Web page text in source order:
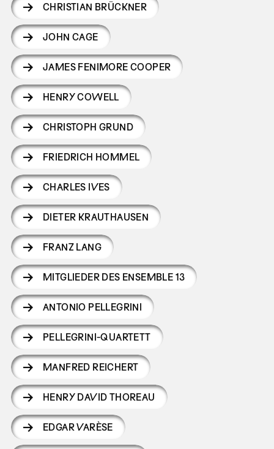
CHRISTIAN BRÜCKNER
JOHN CAGE
JAMES FENIMORE COOPER
HENRY COWELL
CHRISTOPH GRUND
FRIEDRICH HOMMEL
CHARLES IVES
DIETER KRAUTHAUSEN
FRANZ LANG
MITGLIEDER DES ENSEMBLE 13
ANTONIO PELLEGRINI
PELLEGRINI-QUARTETT
MANFRED REICHERT
HENRY DAVID THOREAU
EDGAR VARÈSE